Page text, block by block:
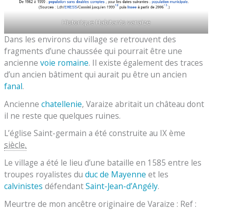
Historique Habitants varaize
Dans les environs du village se retrouvent des
fragments d’une chaussée qui pourrait être une
anciennevoie romaine. Il existe également des traces
d’un ancien bâtiment qui aurait pu être un ancien
fanal.
Anciennechatellenie, Varaize abritait un château dont
il ne reste que quelques ruines.
L’église Saint-germain a été construite au IX ème
siècle.
Le village a été le lieu d’une bataille en 1585 entre les
troupes royalistes duduc de Mayenne et les
calvinistes défendantSaint-Jean-d’Angély.
Meurtre de mon ancêtre originaire de Varaize : Ref :